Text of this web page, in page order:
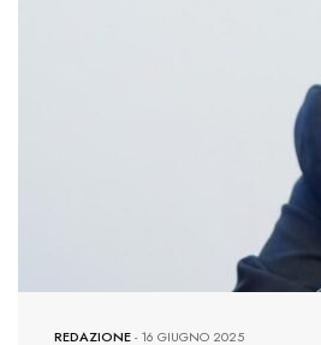
REDAZIONE-16 GIUGNO 2025